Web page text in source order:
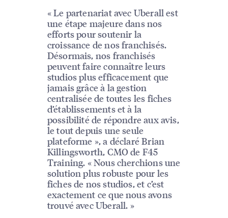
« Le partenariat avec Uberall est
une étape majeure dans nos
efforts pour soutenir la
croissance de nos franchisés.
Désormais, nos franchisés
peuvent faire connaître leurs
studios plus efficacement que
jamais grâce à la gestion
centralisée de toutes les fiches
d’établissements et à la
possibilité de répondre aux avis,
le tout depuis une seule
plateforme », a déclaré Brian
Killingsworth, CMO de F45
Training. « Nous cherchions une
solution plus robuste pour les
fiches de nos studios, et c’est
exactement ce que nous avons
trouvé avec Uberall. »